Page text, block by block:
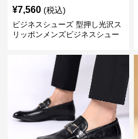
¥7,560 (税込)
ビジネスシューズ 型押し光沢ス
リッポンメンズビジネスシュー